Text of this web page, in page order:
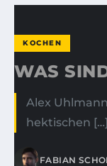
KOCHEN
WAS
Alex
hektischen […]
FABIAN